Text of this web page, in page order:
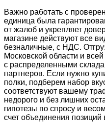
Важно работать с
единица была
от жалоб и укрепляет
магазине действуют все
безналичные, с НДС.
Московской области и
с распределенными
партнеров. Если нужно
полки, подберем набор
соответствуют вашему
недорого и без лишних
гипотезы по спросу и
счет объединения позиций